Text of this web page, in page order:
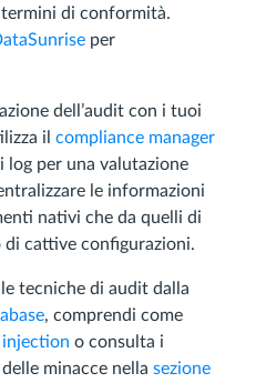
di conformità.
per
dell’audit con i tuoi
il compliance manager
log per una valutazione
le informazioni
nativi che da quelli di
cattive configurazioni.
tecniche di audit dalla
, comprendi come
injection o consulta i
minacce nella sezione